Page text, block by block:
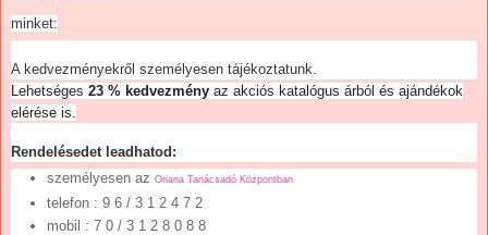
minket:
A kedvezményekről személyesen tájékoztatunk.
Lehetséges 23 % kedvezmény az akciós katalógus árból és ajándékok
elérése is.
Rendelésedet leadhatod:
személyesen az Oriana Tanácsadó Központban
telefon : 9 6 / 3 1 2 4 7 2
mobil : 7 0 / 3 1 2 8 0 8 8